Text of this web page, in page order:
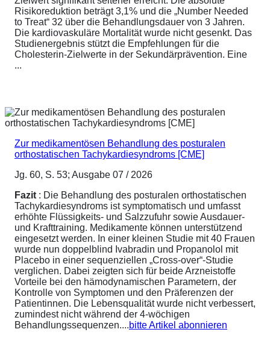
Risikoreduktion beträgt 3,1% und die „Number Needed
to Treat“ 32 über die Behandlungsdauer von 3 Jahren.
Die kardiovaskuläre Mortalität wurde nicht gesenkt. Das
Studienergebnis stützt die Empfehlungen für die
Cholesterin-Zielwerte in der Sekundärprävention. Eine
...
Zur medikamentösen Behandlung des posturalen
orthostatischen Tachykardiesyndroms [CME]
Jg. 60, S. 53; Ausgabe 07 / 2026
Fazit : Die Behandlung des posturalen orthostatischen
Tachykardiesyndroms ist symptomatisch und umfasst
erhöhte Flüssigkeits- und Salzzufuhr sowie Ausdauer-
und Krafttraining. Medikamente können unterstützend
eingesetzt werden. In einer kleinen Studie mit 40 Frauen
wurde nun doppelblind Ivabradin und Propanolol mit
Placebo in einer sequenziellen „Cross-over“-Studie
verglichen. Dabei zeigten sich für beide Arzneistoffe
Vorteile bei den hämodynamischen Parametern, der
Kontrolle von Symptomen und den Präferenzen der
Patientinnen. Die Lebensqualität wurde nicht verbessert,
zumindest nicht während der 4-wöchigen
Behandlungssequenzen....bitte Artikel abonnieren